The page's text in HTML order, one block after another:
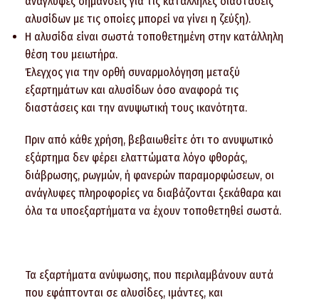
αλυσίδων με τις οποίες μπορεί να γίνει η ζεύξη).
Η αλυσίδα είναι σωστά τοποθετημένη στην κατάλληλη
θέση του μειωτήρα.
Έλεγχος για την ορθή συναρμολόγηση μεταξύ
εξαρτημάτων και αλυσίδων όσο αναφορά τις
διαστάσεις και την ανυψωτική τους ικανότητα.
Πριν από κάθε χρήση, βεβαιωθείτε ότι το ανυψωτικό
εξάρτημα δεν φέρει ελαττώματα λόγο φθοράς,
διάβρωσης, ρωγμών, ή φανερών παραμορφώσεων, οι
ανάγλυφες πληροφορίες να διαβάζονται ξεκάθαρα και
όλα τα υποεξαρτήματα να έχουν τοποθετηθεί σωστά.
Τα εξαρτήματα ανύψωσης, που περιλαμβάνουν αυτά
που εφάπτονται σε αλυσίδες, ιμάντες, και